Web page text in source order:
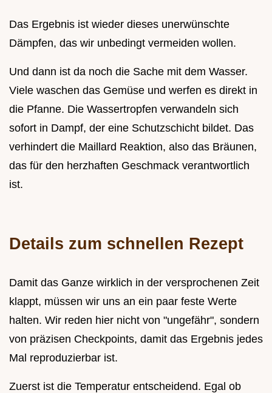
Das Ergebnis ist wieder dieses unerwünschte
Dämpfen, das wir unbedingt vermeiden wollen.
Und dann ist da noch die Sache mit dem Wasser.
Viele waschen das Gemüse und werfen es direkt in
die Pfanne. Die Wassertropfen verwandeln sich
sofort in Dampf, der eine Schutzschicht bildet. Das
verhindert die Maillard Reaktion, also das Bräunen,
das für den herzhaften Geschmack verantwortlich
ist.
Details zum schnellen Rezept
Damit das Ganze wirklich in der versprochenen Zeit
klappt, müssen wir uns an ein paar feste Werte
halten. Wir reden hier nicht von "ungefähr", sondern
von präzisen Checkpoints, damit das Ergebnis jedes
Mal reproduzierbar ist.
Zuerst ist die Temperatur entscheidend. Egal ob